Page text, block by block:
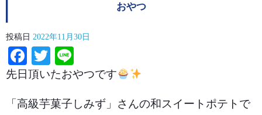
おやつ
投稿日 2022年11月30日
Facebook
Twitter
先日頂いたおやつです
「高級芋菓子しみず」さんの和スイートポテトで